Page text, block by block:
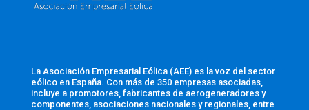
La Asociación Empresarial Eólica (AEE) es la voz del sector
eólico en España. Con más de 350 empresas asociadas,
incluye a promotores, fabricantes de aerogeneradores y
componentes, asociaciones nacionales y regionales, entre